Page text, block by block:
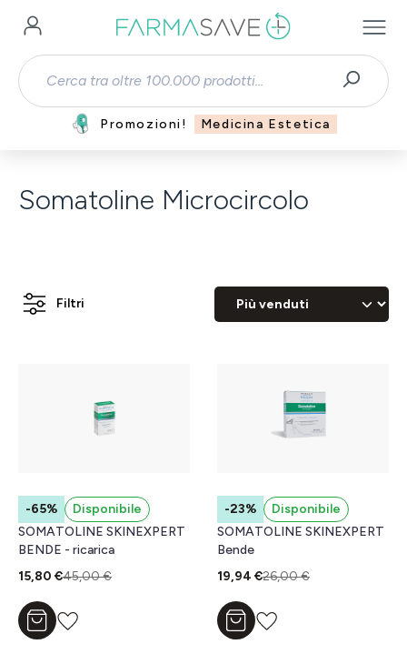
Passa al contenuto principale
Promozioni! Medicina Estetica
Somatoline Microcircolo
Filtri
-65%
Disponibile
SOMATOLINE SKINEXPERT
BENDE - ricarica
15,80 €45,00 €
Aggiungi al carrello
-23%
Disponibile
SOMATOLINE SKINEXPERT
Bende
19,94 €26,00 €
Aggiungi al carrello